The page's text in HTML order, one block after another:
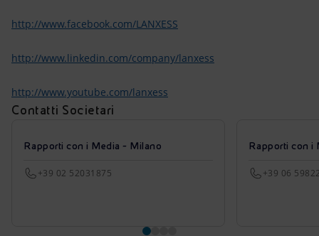
http://www.facebook.com/LANXESS
http://www.linkedin.com/company/lanxess
http://www.youtube.com/lanxess
Contatti Societari
Rapporti con i Media - Milano
+39 02 52031875
Rapporti con i
+39 06